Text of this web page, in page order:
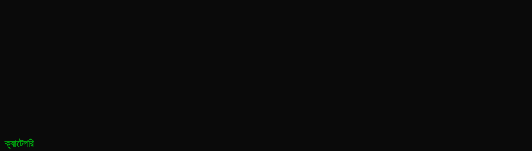
ক্যাটেগরি